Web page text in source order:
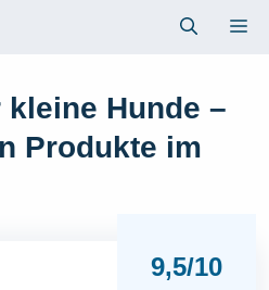
Hunde –
Produkte im
9,5/10